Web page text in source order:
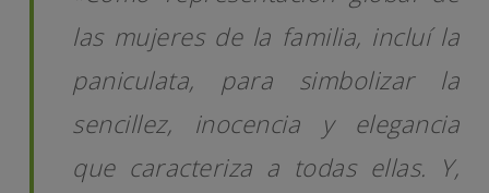
las mujeres de la familia, incluí la
paniculata, para simbolizar la
sencillez, inocencia y elegancia
que caracteriza a todas ellas. Y,